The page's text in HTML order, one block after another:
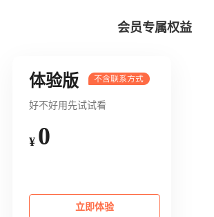
会员专属权益
体验版
好不好用先试试看
¥ 0
立即体验